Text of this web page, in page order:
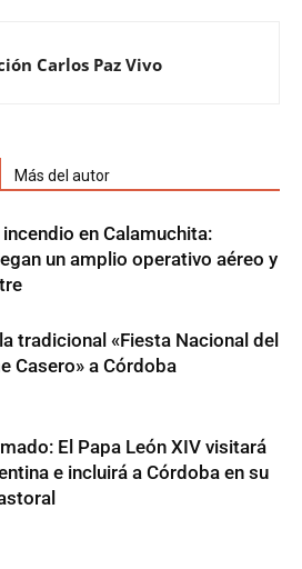
Carlos Paz Vivo
Más del autor
en Calamuchita:
un amplio operativo aéreo y
tradicional «Fiesta Nacional del
Casero» a Córdoba
El Papa León XIV visitará
e incluirá a Córdoba en su